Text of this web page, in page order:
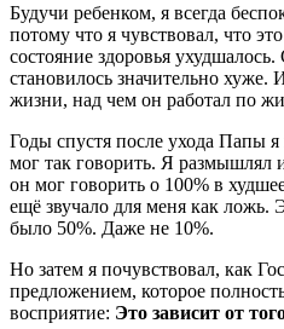
Будучи ребенком, я всегда
потому что я чувствовал, что
состояние здоровья
становилось значительно хуже.
жизни, над чем он работал по
Годы спустя после ухода Папы
мог так говорить. Я размышлял
он мог говорить о 100% в
ещё звучало для меня как
было 50%. Даже не 10%.
Но затем я почувствовал, как
предложением, которое
восприятие: Это зависит от